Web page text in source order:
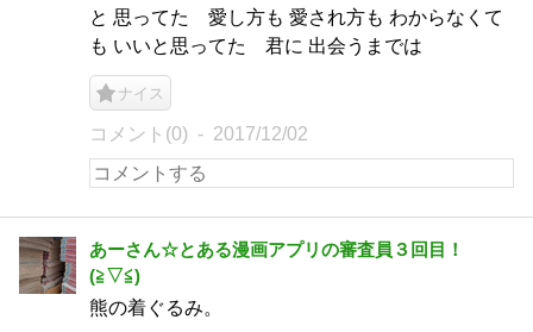
と 思ってた 愛し方も 愛され方も わからなくて
も いいと思ってた 君に 出会うまでは
ナイス
コメント(0) 2017/12/02
あーさん☆とある漫画アプリの審査員３回目！
(⁠≧⁠▽⁠≦⁠)
熊の着ぐるみ。